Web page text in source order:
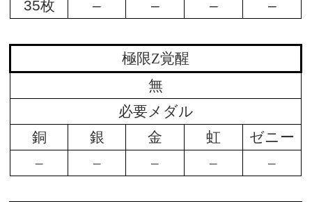
35枚 – – – –
極限Z覚醒
無
必要メダル
銅
銀 金 虹
ゼニー
–
– – – –